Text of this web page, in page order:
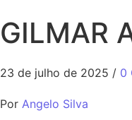
GILMAR
23 de julho de 2025 / 0
Por Angelo Silva